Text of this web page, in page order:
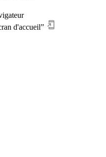
d'accueil”